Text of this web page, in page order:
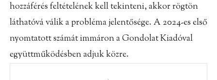
hozzáférés feltételének kell tekinteni, akkor rögtön
láthatóvá válik a probléma jelentősége. A 2024-es első
nyomtatott számát immáron a Gondolat Kiadóval
együttműködésben adjuk közre.